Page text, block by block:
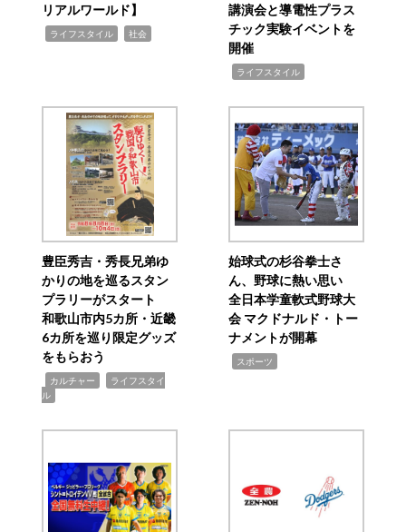
リアルワールド】
ライフスタイル 社会
講演会と導電性プラス
チック実験イベントを
開催
ライフスタイル
豊臣秀吉・秀長兄弟ゆ
かりの地を巡るスタン
プラリーがスタート
和歌山市内5カ所・近畿
6カ所を巡り限定グッズ
をもらおう
カルチャー
ライフスタイ
ル
始球式の杉谷拳士さ
ん、野球に熱い思い
全日本学童軟式野球大
会 マクドナルド・トー
ナメントが開幕
スポーツ